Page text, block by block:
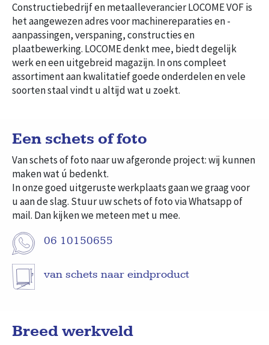
Constructiebedrijf en metaalleverancier LOCOME VOF is
het aangewezen adres voor machinereparaties en -
aanpassingen, verspaning, constructies en
plaatbewerking. LOCOME denkt mee, biedt degelijk
werk en een uitgebreid magazijn. In ons compleet
assortiment aan kwalitatief goede onderdelen en vele
soorten staal vindt u altijd wat u zoekt.
Een schets of foto
Van schets of foto naar uw afgeronde project: wij kunnen
maken wat ú bedenkt.
In onze goed uitgeruste werkplaats gaan we graag voor
u aan de slag. Stuur uw schets of foto via Whatsapp of
mail. Dan kijken we meteen met u mee.
06 10150655
van schets naar eindproduct
Breed werkveld